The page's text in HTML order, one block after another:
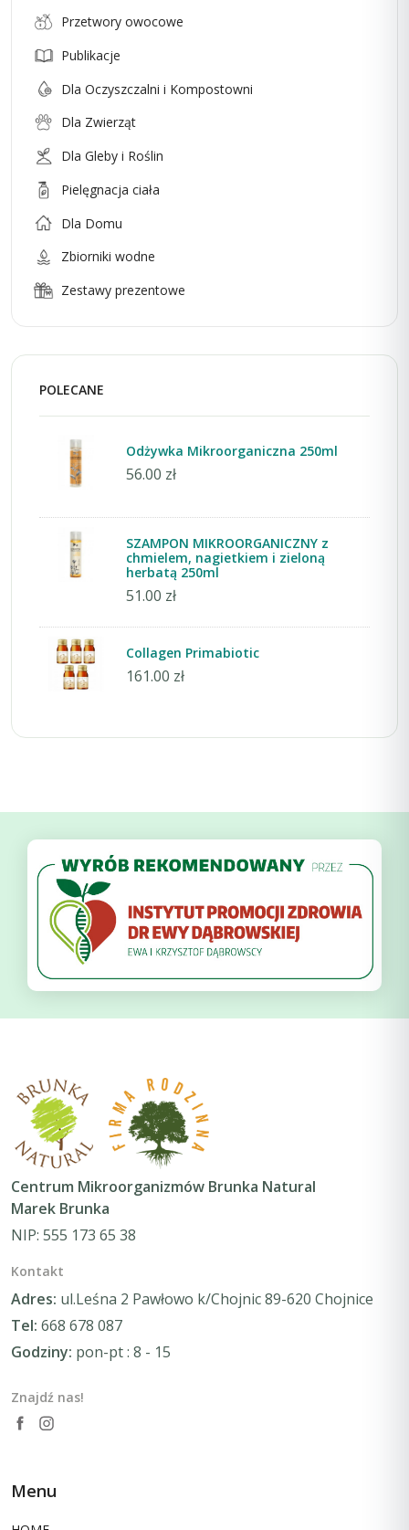
Przetwory owocowe
Publikacje
Dla Oczyszczalni i Kompostowni
Dla Zwierząt
Dla Gleby i Roślin
Pielęgnacja ciała
Dla Domu
Zbiorniki wodne
Zestawy prezentowe
POLECANE
Odżywka Mikroorganiczna 250ml
56.00 zł
SZAMPON MIKROORGANICZNY z
chmielem, nagietkiem i zieloną
herbatą 250ml
51.00 zł
Collagen Primabiotic
161.00 zł
Centrum Mikroorganizmów Brunka Natural
Marek Brunka
NIP: 555 173 65 38
Kontakt
Adres: ul.Leśna 2 Pawłowo k/Chojnic 89-620 Chojnice
Tel: 668 678 087
Godziny: pon-pt : 8 - 15
Znajdź nas!
Menu